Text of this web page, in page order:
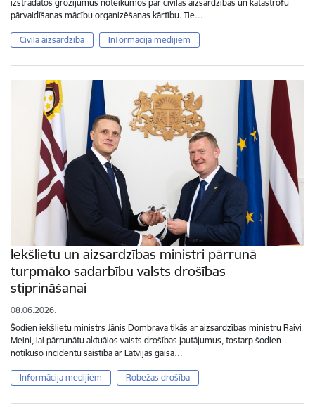
izstrādātos grozījumus noteikumos par civilās aizsardzības un katastrofu
pārvaldīšanas mācību organizēšanas kārtību. Tie…
Civilā aizsardzība Informācija medijiem
Iekšlietu un aizsardzības ministri pārrunā
turpmāko sadarbību valsts drošības
stiprināšanai
08.06.2026.
Šodien iekšlietu ministrs Jānis Dombrava tikās ar aizsardzības ministru Raivi
Melni, lai pārrunātu aktuālos valsts drošības jautājumus, tostarp šodien
notikušo incidentu saistībā ar Latvijas gaisa…
Informācija medijiem Robežas drošība